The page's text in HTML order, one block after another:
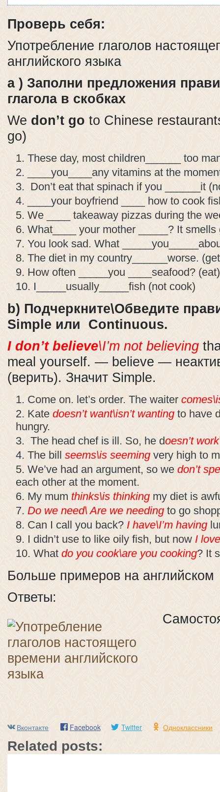
Проверь себя:
Употребление глаголов
английского языка
a ) Заполни предложения
глагола в скобках
We don’t go to Chinese
go)
These day, most children______ too
____you____any vitamins at the
Don’t eat that spinach if you ______it
____your boyfriend ____ how to cook
We ____ takeaway pizzas during the
What____ your mother _____? It smells
You look sad. What
The diet in my country______worse.
How often _____you ____seafood? (eat)
I_____usually_____fish (not cook)
b) Подчеркните\Обведите
Simple или Continuous.
I don’t believe\I’m not believing
meal yourself. — believe —
(верить). Значит Simple.
Come on. let’s order. The waiter
Kate doesn’t want\isn’t wanting to have
hungry.
The head chef is ill. So, he doesn’t
The bill seems\is seeming very high to
We’ve had an argument, so we don’t
each other at the moment.
My mum thinks\is thinking my diet is
Do we need\ Are we needing to go
Can I call you back? I have\I’m having
I didn’t use to like oily fish, but now I
What do you cook\are you cooking? It
Больше примеров на английском
Ответы:
Вконтакте Facebook Twitter Одноклассники
Related posts: